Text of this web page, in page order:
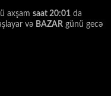
axşam saat 20:01 da
və BAZAR günü gecə